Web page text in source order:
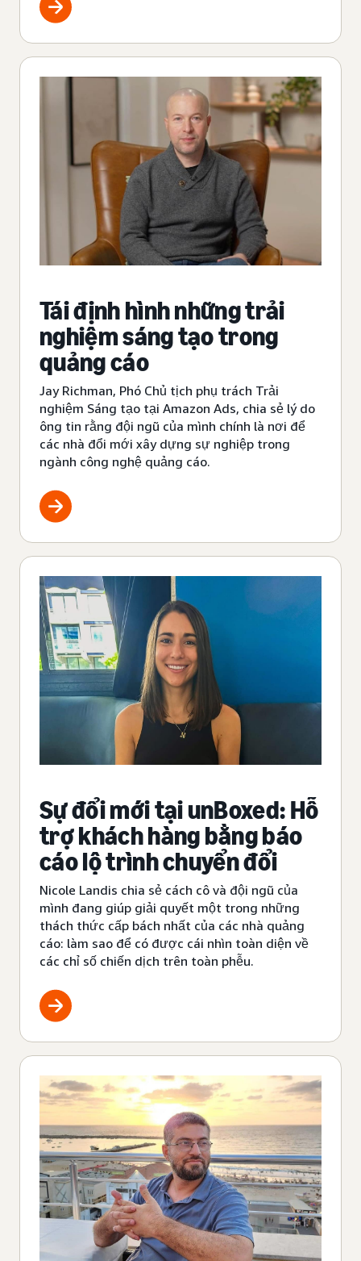
Tái định hình những trải
nghiệm sáng tạo trong
quảng cáo
Jay Richman, Phó Chủ tịch phụ trách Trải
nghiệm Sáng tạo tại Amazon Ads, chia sẻ lý do
ông tin rằng đội ngũ của mình chính là nơi để
các nhà đổi mới xây dựng sự nghiệp trong
ngành công nghệ quảng cáo.
Sự đổi mới tại unBoxed: Hỗ
trợ khách hàng bằng báo
cáo lộ trình chuyển đổi
Nicole Landis chia sẻ cách cô và đội ngũ của
mình đang giúp giải quyết một trong những
thách thức cấp bách nhất của các nhà quảng
cáo: làm sao để có được cái nhìn toàn diện về
các chỉ số chiến dịch trên toàn phễu.